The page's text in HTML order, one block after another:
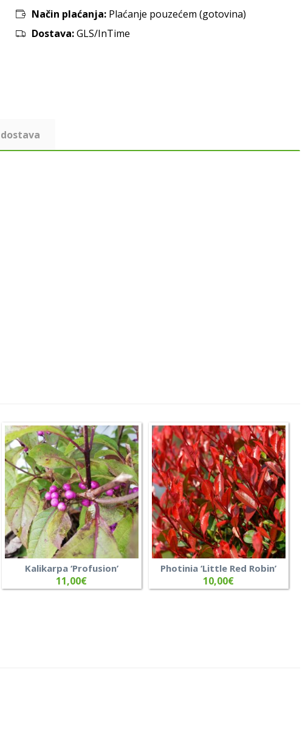
Način plaćanja:Plaćanje pouzećem (gotovina)
Dostava:GLS/InTime
Kalikarpa ‘Profusion’
11,00€
Photinia ‘Little Red Robin’
10,00€